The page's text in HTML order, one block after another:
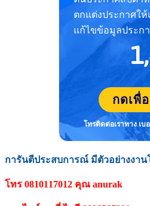
ตกแต่งประกาศให้
แก้ไขข้อมูลประก
กดเพื่
โทรติดต่อเราทาง เบ
การันตีประสบการณ์ มีตัวอย่างงาน
โทร 0810117012 คุณ anurak